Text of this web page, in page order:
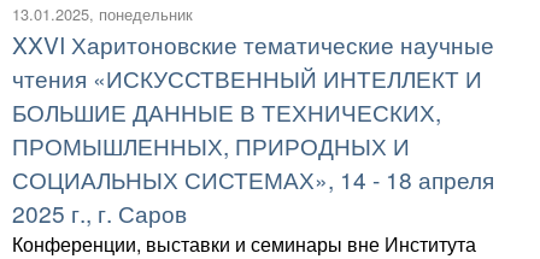
13.01.2025, понедельник
XXVI Харитоновские тематические научные
чтения «ИСКУССТВЕННЫЙ ИНТЕЛЛЕКТ И
БОЛЬШИЕ ДАННЫЕ В ТЕХНИЧЕСКИХ,
ПРОМЫШЛЕННЫХ, ПРИРОДНЫХ И
СОЦИАЛЬНЫХ СИСТЕМАХ», 14 - 18 апреля
2025 г., г. Саров
Конференции, выставки и семинары вне Института